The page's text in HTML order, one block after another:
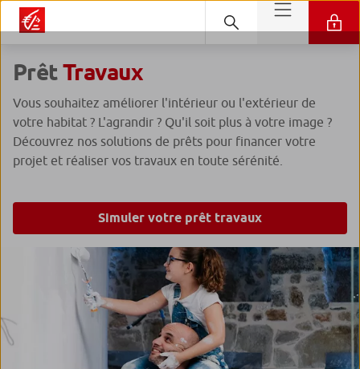
PrêtTravaux
Vous souhaitez améliorer l'intérieur ou l'extérieur de
votre habitat ? L'agrandir ? Qu'il soit plus à votre image ?
Découvrez nos solutions de prêts pour financer votre
projet et réaliser vos travaux en toute sérénité.
Simuler votre prêt travaux